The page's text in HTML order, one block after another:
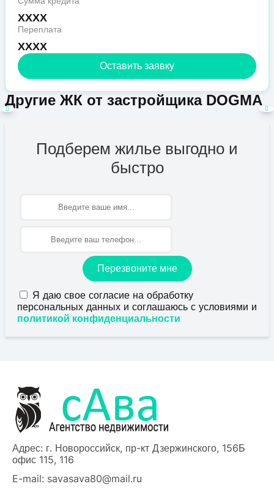
XXXX
Переплата
XXXX
Оставить заявку
Другие ЖК от застройщика DOGMA
Подберем жилье выгодно и
быстро
Перезвоните мне
Я даю свое согласие на обработку
персональных данных и соглашаюсь с условиями и
политикой конфиденциальности
Адрес: г. Новороссийск, пр-кт Дзержинского, 156Б
офис 115, 116
E-mail: savasava80@mail.ru